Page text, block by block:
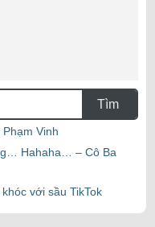
Tìm
Vinh
Hahaha… – Cô Ba
với sầu TikTok